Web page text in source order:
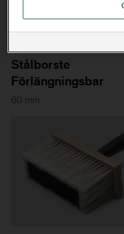
Stålborste
Förlängningsbar
60 mm